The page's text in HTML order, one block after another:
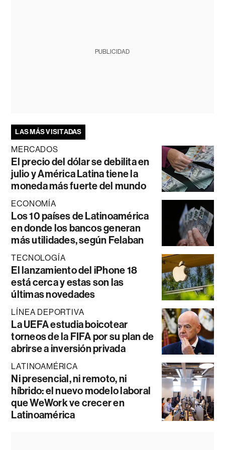
PUBLICIDAD
LAS MÁS VISITADAS
MERCADOS
El precio del dólar se debilita en
julio y América Latina tiene la
moneda más fuerte del mundo
ECONOMÍA
Los 10 países de Latinoamérica
en donde los bancos generan
más utilidades, según Felaban
TECNOLOGÍA
El lanzamiento del iPhone 18
está cerca y estas son las
últimas novedades
LÍNEA DEPORTIVA
La UEFA estudia boicotear
torneos de la FIFA por su plan de
abrirse a inversión privada
LATINOAMÉRICA
Ni presencial, ni remoto, ni
híbrido: el nuevo modelo laboral
que WeWork ve crecer en
Latinoamérica